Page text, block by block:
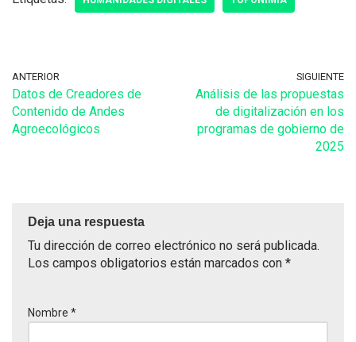
ANTERIOR
Datos de Creadores de
Contenido de Andes
Agroecológicos
SIGUIENTE
Análisis de las propuestas
de digitalización en los
programas de gobierno de
2025
Deja una respuesta
Tu dirección de correo electrónico no será publicada.
Los campos obligatorios están marcados con *
Nombre *